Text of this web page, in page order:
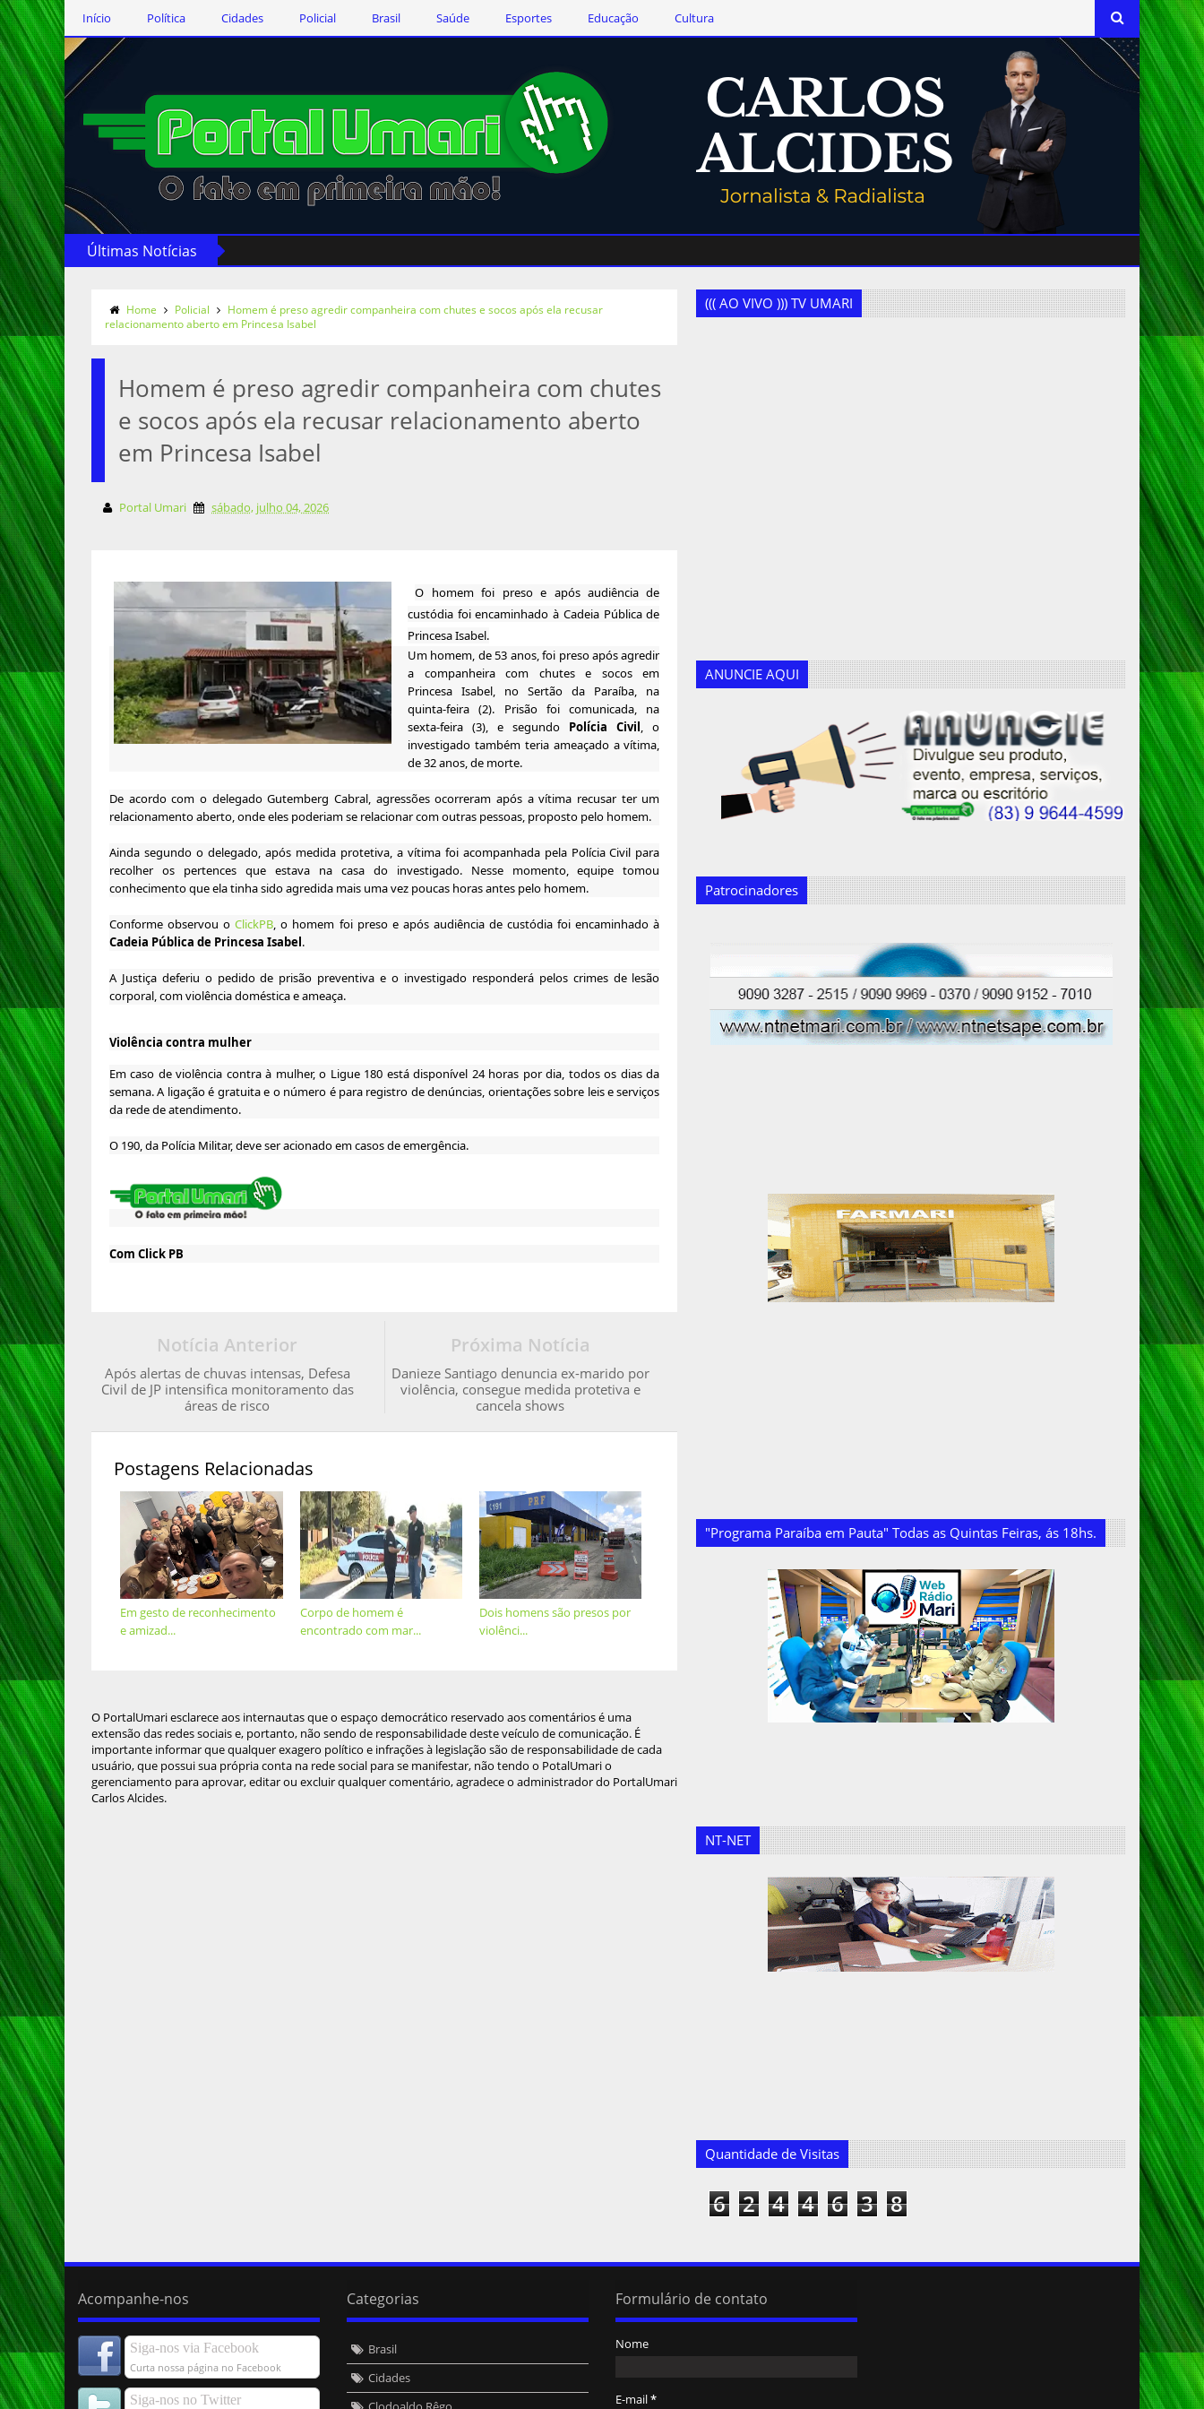
Início Política Cidades Policial Brasil Saúde Esportes Educação Cultura
Últimas Notícias
Home Policial
Homem é preso agredir companheira com chutes e socos após ela recusar
relacionamento aberto em Princesa Isabel
Homem é preso agredir companheira com chutes
e socos após ela recusar relacionamento aberto
em Princesa Isabel
Portal Umari sábado, julho 04, 2026
O homem foi preso e após audiência de
custódia foi encaminhado à Cadeia Pública de
Princesa Isabel.
Um homem, de 53 anos, foi preso após agredir
a companheira com chutes e socos em
Princesa Isabel, no Sertão da Paraíba, na
quinta-feira (2). Prisão foi comunicada, na
sexta-feira (3), e segundo Polícia Civil, o
investigado também teria ameaçado a vítima,
de 32 anos, de morte.
De acordo com o delegado Gutemberg Cabral, agressões ocorreram após a vítima recusar ter um
relacionamento aberto, onde eles poderiam se relacionar com outras pessoas, proposto pelo homem.
Ainda segundo o delegado, após medida protetiva, a vítima foi acompanhada pela Polícia Civil para
recolher os pertences que estava na casa do investigado. Nesse momento, equipe tomou
conhecimento que ela tinha sido agredida mais uma vez poucas horas antes pelo homem.
Conforme observou oClickPB, o homem foi preso e após audiência de custódia foi encaminhado à
Cadeia Pública de Princesa Isabel.
A Justiça deferiu o pedido de prisão preventiva e o investigado responderá pelos crimes de lesão
corporal, com violência doméstica e ameaça.
Violência contra mulher
Em caso de violência contra à mulher, o Ligue 180 está disponível 24 horas por dia, todos os dias da
semana. A ligação é gratuita e o número é para registro de denúncias, orientações sobre leis e serviços
da rede de atendimento.
O 190, da Polícia Militar, deve ser acionado em casos de emergência.
Com Click PB
Próxima Notícia
Danieze Santiago denuncia ex-marido por
violência, consegue medida protetiva e
cancela shows
Notícia Anterior
Após alertas de chuvas intensas, Defesa
Civil de JP intensifica monitoramento das
áreas de risco
Postagens Relacionadas
Dois homens são presos por
violênci...
Corpo de homem é
encontrado com mar...
Em gesto de reconhecimento
e amizad...
O PortalUmari esclarece aos internautas que o espaço democrático reservado aos comentários é uma
extensão das redes sociais e, portanto, não sendo de responsabilidade deste veículo de comunicação. É
importante informar que qualquer exagero político e infrações à legislação são de responsabilidade de cada
usuário, que possui sua própria conta na rede social para se manifestar, não tendo o PotalUmari o
gerenciamento para aprovar, editar ou excluir qualquer comentário, agradece o administrador do PortalUmari
Carlos Alcides.
((( AO VIVO ))) TV UMARI
ANUNCIE AQUI
Patrocinadores
"Programa Paraíba em Pauta" Todas as Quintas Feiras, ás 18hs.
NT-NET
Quantidade de Visitas
6 2 4 4 6 3 8
Acompanhe-nos
Siga-nos via Facebook
Curta nossa página no Facebook
Siga-nos no Twitter
Categorias
Brasil
Cidades
Formulário de contato
Nome
E-mail*